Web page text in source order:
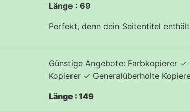
Länge : 69
Perfekt, denn dein Seitentitel
Günstige Angebote: Farbkopierer
Kopierer ✓ Generalüberholte
Länge : 149